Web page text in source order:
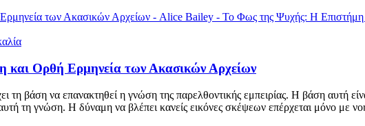
και Ορθή Ερμηνεία των Ακασικών Αρχείων
τη βάση να επανακτηθεί η γνώση της παρελθοντικής εμπειρίας. Η βάση αυτή
τη γνώση. Η δύναμη να βλέπει κανείς εικόνες σκέψεων επέρχεται μόνο με